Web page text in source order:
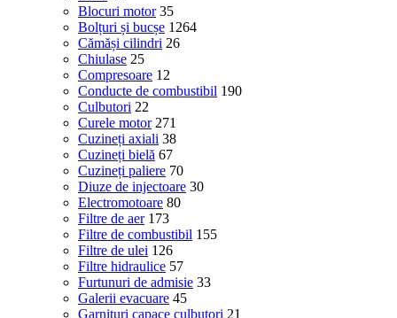
Blocuri motor 35
Bolțuri și bucșe 1264
Cămăși cilindri 26
Chiulase 25
Compresoare 12
Conducte de combustibil 190
Culbutori 22
Curele motor 271
Cuzineți axiali 38
Cuzineți bielă 67
Cuzineți paliere 70
Diuze de injectoare 30
Electromotoare 80
Filtre de aer 173
Filtre de combustibil 155
Filtre de ulei 126
Filtre hidraulice 57
Furtunuri de admisie 33
Galerii evacuare 45
Garnituri capace culbutori 21